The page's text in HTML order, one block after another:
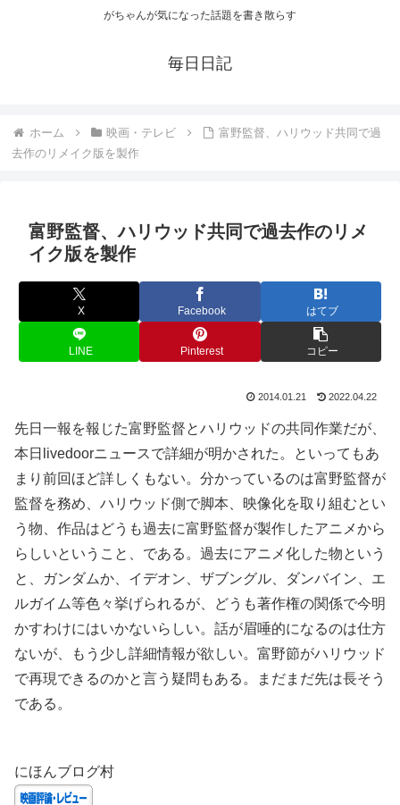
がちゃんが気になった話題を書き散らす
毎日日記
ホーム 映画・テレビ
富野監督、ハリウッド共同で過
去作のリメイク版を製作
富野監督、ハリウッド共同で過去作のリメ
イク版を製作
X Facebook はてブ
LINE Pinterest コピー
2014.01.21 2022.04.22
先日一報を報じた富野監督とハリウッドの共同作業だが、
本日livedoorニュースで詳細が明かされた。といってもあ
まり前回ほど詳しくもない。分かっているのは富野監督が
監督を務め、ハリウッド側で脚本、映像化を取り組むとい
う物、作品はどうも過去に富野監督が製作したアニメから
らしいということ、である。過去にアニメ化した物という
と、ガンダムか、イデオン、ザブングル、ダンバイン、エ
ルガイム等色々挙げられるが、どうも著作権の関係で今明
かすわけにはいかないらしい。話が眉唾的になるのは仕方
ないが、もう少し詳細情報が欲しい。富野節がハリウッド
で再現できるのかと言う疑問もある。まだまだ先は長そう
である。
にほんブログ村